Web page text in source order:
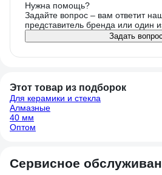
Нужна помощь?
Задайте вопрос – вам ответит
представитель бренда или один
Задать вопрос
Этот товар из подборок
Для керамики и стекла
Алмазные
40 мм
Оптом
Сервисное